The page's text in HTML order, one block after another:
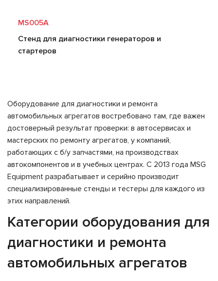
MS005A
Стенд для диагностики генераторов и
стартеров
Оборудование для диагностики и ремонта
автомобильных агрегатов востребовано там, где важен
достоверный результат проверки: в автосервисах и
мастерских по ремонту агрегатов, у компаний,
работающих с б/у запчастями, на производствах
автокомпонентов и в учебных центрах. С 2013 года MSG
Equipment разрабатывает и серийно производит
специализированные стенды и тестеры для каждого из
этих направлений.
Категории оборудования для
диагностики и ремонта
автомобильных агрегатов